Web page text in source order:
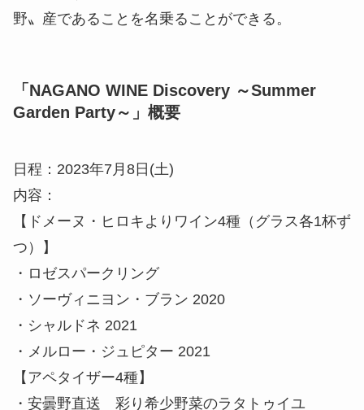
野〟産であることを名乗ることができる。
「NAGANO WINE Discovery ～Summer
Garden Party～」概要
日程：2023年7月8日(土)
内容：
【ドメーヌ・ヒロキよりワイン4種（グラス各1杯ず
つ）】
・ロゼスパークリング
・ソーヴィニヨン・ブラン 2020
・シャルドネ 2021
・メルロー・ジュピター 2021
【アペタイザー4種】
・安曇野直送 彩り希少野菜のラタトゥイユ